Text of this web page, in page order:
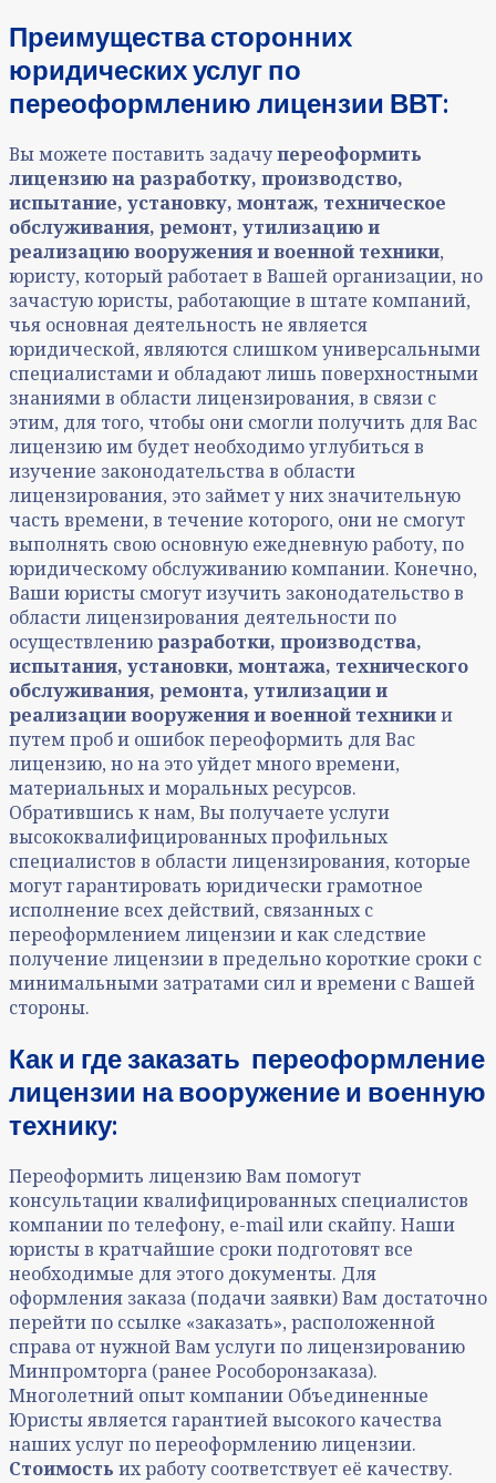
Преимущества сторонних
юридических услуг по
переоформлению лицензии ВВТ:
Вы можете поставить задачупереоформить
лицензию на разработку, производство,
испытание, установку, монтаж, техническое
обслуживания, ремонт, утилизацию и
реализацию вооружения и военной техники,
юристу, который работает в Вашей организации, но
зачастую юристы, работающие в штате компаний,
чья основная деятельность не является
юридической, являются слишком универсальными
специалистами и обладают лишь поверхностными
знаниями в области лицензирования, в связи с
этим, для того, чтобы они смогли получить для Вас
лицензию им будет необходимо углубиться в
изучение законодательства в области
лицензирования, это займет у них значительную
часть времени, в течение которого, они не смогут
выполнять свою основную ежедневную работу, по
юридическому обслуживанию компании. Конечно,
Ваши юристы смогут изучить законодательство в
области лицензирования деятельности по
осуществлениюразработки, производства,
испытания, установки, монтажа, технического
обслуживания, ремонта, утилизации и
реализации вооружения и военной техникии
путем проб и ошибок переоформить для Вас
лицензию, но на это уйдет много времени,
материальных и моральных ресурсов.
Обратившись к нам, Вы получаете услуги
высококвалифицированных профильных
специалистов в области лицензирования, которые
могут гарантировать юридически грамотное
исполнение всех действий, связанных с
переоформлением лицензии и как следствие
получение лицензиив предельно короткие сроки с
минимальными затратами сил и времени с Вашей
стороны.
Как и где заказать переоформление
лицензии на вооружение и военную
технику:
Переоформить лицензиюВам помогут
консультации квалифицированных специалистов
компании по телефону, e-mail или скайпу. Наши
юристы в кратчайшие сроки подготовят все
необходимые для этого документы. Для
оформления заказа (подачи заявки) Вам достаточно
перейти по ссылке «заказать», расположенной
справа от нужной Вамуслуги по лицензированию
Минпромторга (ранее Рособоронзаказа).
Многолетний опыт компании Объединенные
Юристы является гарантией высокого качества
наших услуг попереоформлению лицензии.
Стоимость их работу соответствует её качеству.